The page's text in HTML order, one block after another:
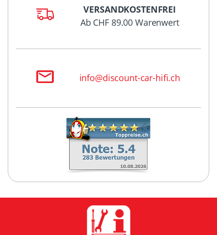
VERSANDKOSTENFREI
Ab CHF 89.00 Warenwert
info@discount-car-hifi.ch